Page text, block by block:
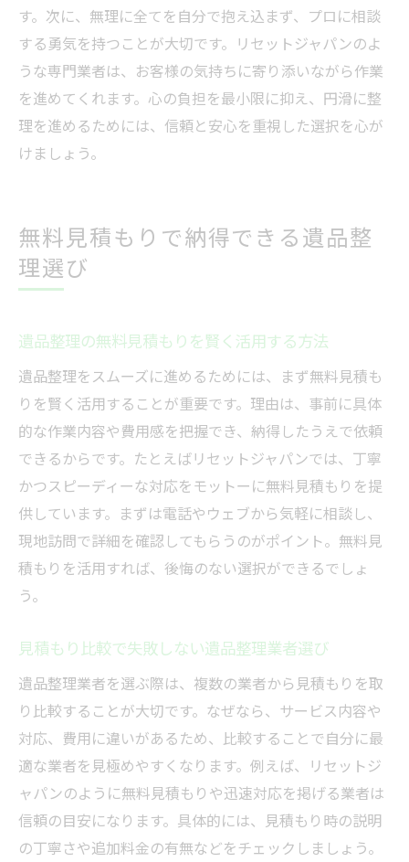
す。次に、無理に全てを自分で抱え込まず、プロに相談
する勇気を持つことが大切です。リセットジャパンのよ
うな専門業者は、お客様の気持ちに寄り添いながら作業
を進めてくれます。心の負担を最小限に抑え、円滑に整
理を進めるためには、信頼と安心を重視した選択を心が
けましょう。
無料見積もりで納得できる遺品整
理選び
遺品整理の無料見積もりを賢く活用する方法
遺品整理をスムーズに進めるためには、まず無料見積も
りを賢く活用することが重要です。理由は、事前に具体
的な作業内容や費用感を把握でき、納得したうえで依頼
できるからです。たとえばリセットジャパンでは、丁寧
かつスピーディーな対応をモットーに無料見積もりを提
供しています。まずは電話やウェブから気軽に相談し、
現地訪問で詳細を確認してもらうのがポイント。無料見
積もりを活用すれば、後悔のない選択ができるでしょ
う。
見積もり比較で失敗しない遺品整理業者選び
遺品整理業者を選ぶ際は、複数の業者から見積もりを取
り比較することが大切です。なぜなら、サービス内容や
対応、費用に違いがあるため、比較することで自分に最
適な業者を見極めやすくなります。例えば、リセットジ
ャパンのように無料見積もりや迅速対応を掲げる業者は
信頼の目安になります。具体的には、見積もり時の説明
の丁寧さや追加料金の有無などをチェックしましょう。